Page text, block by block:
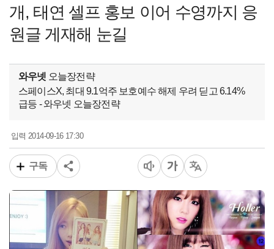
개, 태연 셀프 홍보 이어 수영까지 응
원글 게재해 눈길
와우넷 오늘장전략
스페이스X, 최대 9.1억주 보호예수 해제 우려 딛고 6.14%
급등 - 와우넷 오늘장전략
입력2014-09-16 17:30
구독